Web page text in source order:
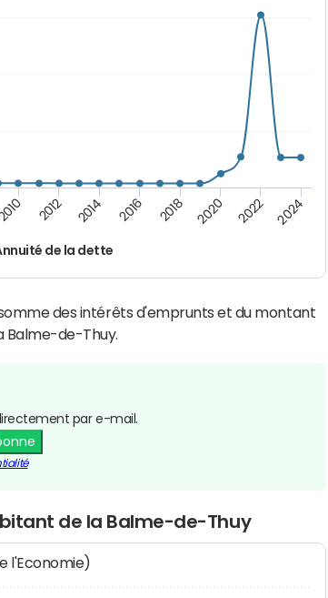
de la dette
2012 2014 2016 2018 2020 2022 2024
des intérêts d'emprunts et du montant
Balme-de-Thuy.
par e-mail.
de la Balme-de-Thuy
l'Economie)